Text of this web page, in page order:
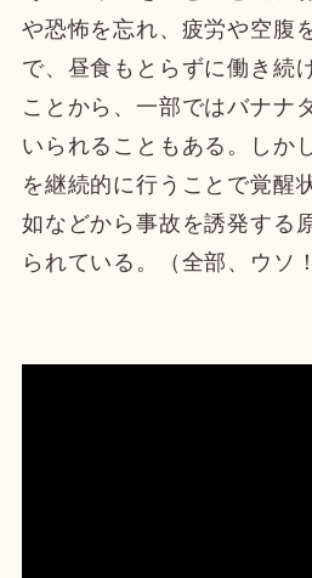
や恐怖を忘れ、疲労や空腹
で、昼食もとらずに働き続
ことから、一部ではバナナ
いられることもある。しか
を継続的に行うことで覚醒
如などから事故を誘発する
られている。（全部、ウソ！